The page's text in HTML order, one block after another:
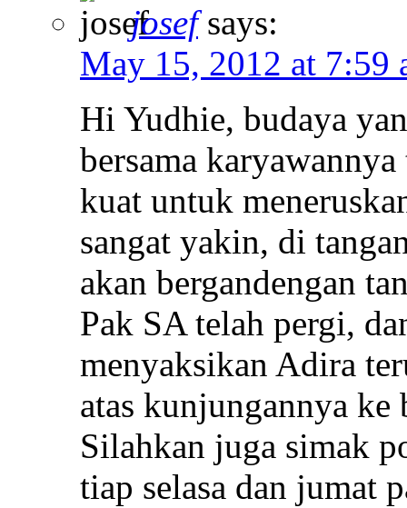
josef says:
May 15, 2012 at 7:59
Hi Yudhie, budaya
bersama
kuat untuk
sangat yakin, di
akan bergandengan
Pak SA telah pergi,
menyaksikan Adira
atas kunjungannya
Silahkan juga simak
tiap selasa dan jumat